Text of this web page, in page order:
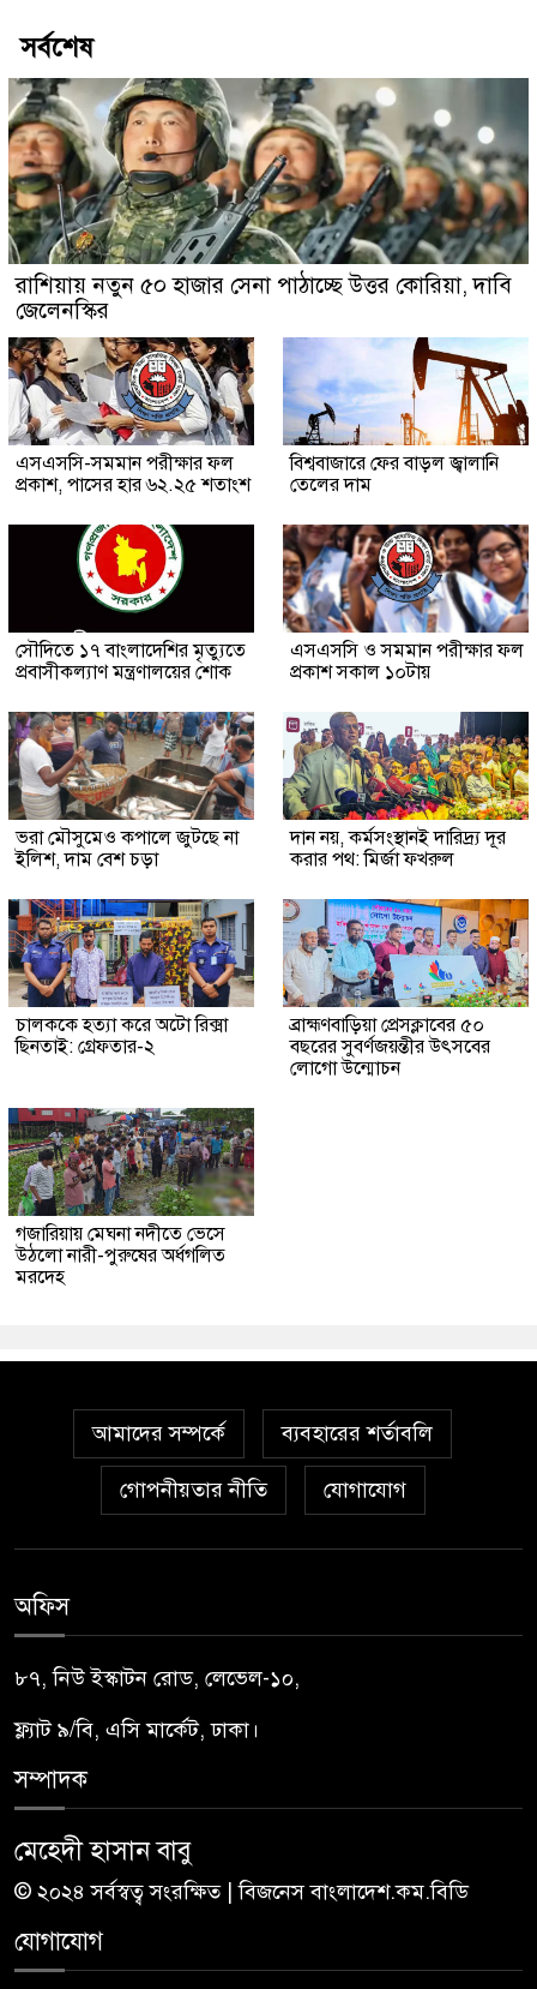
সর্বশেষ
রাশিয়ায় নতুন ৫০ হাজার সেনা পাঠাচ্ছে উত্তর কোরিয়া, দাবি
জেলেনস্কির
এসএসসি-সমমান পরীক্ষার ফল
প্রকাশ, পাসের হার ৬২.২৫ শতাংশ
বিশ্ববাজারে ফের বাড়ল জ্বালানি
তেলের দাম
সৌ‌দিতে ১৭ বাংলাদেশির মৃত্যুতে
প্রবাসীকল্যাণ মন্ত্রণালয়ের শোক
এসএসসি ও সমমান পরীক্ষার ফল
প্রকাশ সকাল ১০টায়
ভরা মৌসুমেও কপালে জুটছে না
ইলিশ, দাম বেশ চড়া
দান নয়, কর্মসংস্থানই দারিদ্র্য দূর
করার পথ: মির্জা ফখরুল
চালককে হত্যা করে অটো রিক্সা
ছিনতাই: গ্রেফতার-২
ব্রাহ্মণবাড়িয়া প্রেসক্লাবের ৫০
বছরের সুবর্ণজয়ন্তীর উৎসবের
লোগো উন্মোচন
গজারিয়ায় মেঘনা নদীতে ভেসে
উঠলো নারী-পুরুষের অর্ধগলিত
মরদেহ
আমাদের সম্পর্কে ব্যবহারের শর্তাবলি
গোপনীয়তার নীতি যোগাযোগ
অফিস
৮৭, নিউ ইস্কাটন রোড, লেভেল-১০,
ফ্ল্যাট ৯/বি, এসি মার্কেট, ঢাকা।
সম্পাদক
মেহেদী হাসান বাবু
© ২০২৪ সর্বস্বত্ব সংরক্ষিত | বিজনেস বাংলাদেশ.কম.বিডি
যোগাযোগ